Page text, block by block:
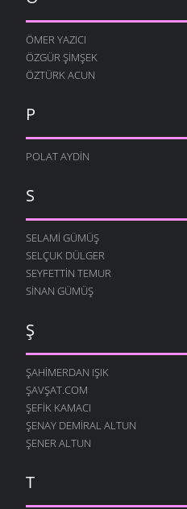
ÖMER YAZICI
ÖZGÜR ŞIMŞEK
ÖZTÜRK ACUN
P
POLAT AYDIN
S
SELAMI GÜMÜŞ
SELÇUK DÜLGER
SEYFETTIN TEMUR
SINAN GÜMÜŞ
Ş
ŞAHIMERDAN IŞIK
ŞAVŞAT.COM
ŞEFIK KAMACI
ŞENAY DEMIRAL ALTUN
ŞENER ALTUN
T